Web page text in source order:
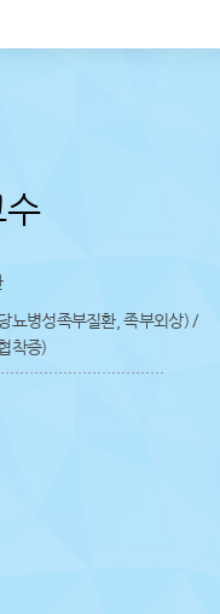
뇨병성족부질환, 족부외상) /
착증)